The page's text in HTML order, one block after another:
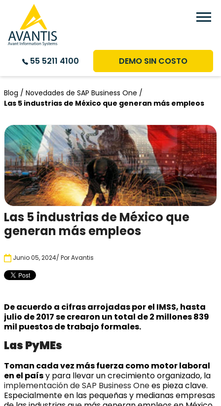
55 5211 4100 DEMO SIN COSTO
Blog / Novedades de SAP Business One /
Las 5 industrias de México que generan más empleos
Las 5 industrias de México que
generan más empleos
Junio 05, 2024/ PorAvantis
De acuerdo a cifras arrojadas por el IMSS, hasta
julio de 2017 se crearon un total de 2 millones 839
mil puestos de trabajo formales.
Las PyMEs
Toman cada vez más fuerza como motor laboral
en el paísy para llevar un crecimiento organizado, la
implementación de SAP Business Onees pieza clave.
Especialmente en las pequeñas y medianas empresas